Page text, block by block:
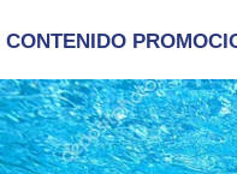
SER STORM EN EL